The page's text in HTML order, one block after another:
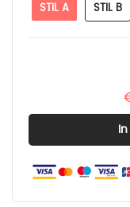
STIL A STIL B